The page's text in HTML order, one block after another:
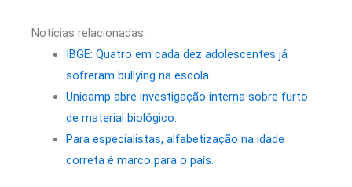
Notícias relacionadas:
IBGE: Quatro em cada dez adolescentes já
sofreram bullying na escola.
Unicamp abre investigação interna sobre furto
de material biológico.
Para especialistas, alfabetização na idade
correta é marco para o país.